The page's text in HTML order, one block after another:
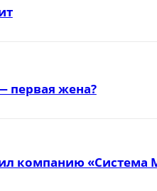
первая жена?
компанию «Система